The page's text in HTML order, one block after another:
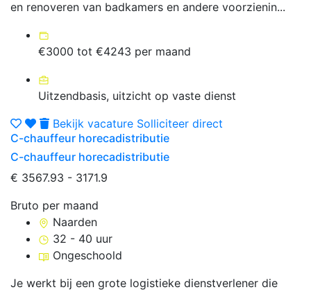
en renoveren van badkamers en andere voorzienin...
€3000 tot €4243 per maand
Uitzendbasis, uitzicht op vaste dienst
Bekijk vacature Solliciteer direct
C-chauffeur horecadistributie
C-chauffeur horecadistributie
€ 3567.93 - 3171.9
Bruto per maand
Naarden
32 - 40 uur
Ongeschoold
Je werkt bij een grote logistieke dienstverlener die